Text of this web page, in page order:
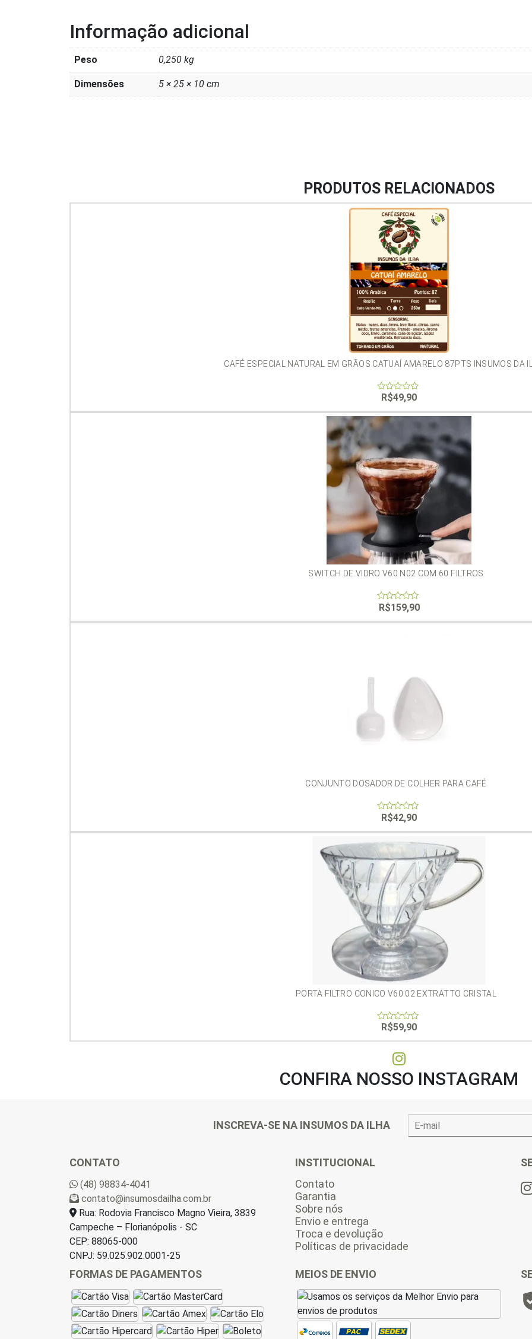
Informação adicional
Peso 0,250 kg
Dimensões 5 × 25 × 10 cm
PRODUTOS RELACIONADOS
CAFÉ ESPECIAL NATURAL EM GRÃOS CATUAÍ AMARELO 87PTS INSUMOS DA
of
5
R$49,90
SWITCH DE VIDRO V60 N02 COM 60 FILTROS
0
out
of
R$159,90
CONJUNTO DOSADOR DE COLHER PARA CAFÉ
out
of
5
R$42,90
PORTA FILTRO CONICO V60 02 EXTRATTO CRISTAL
of
R$59,90
CONFIRA NOSSO INSTAGRAM
INSCREVA-SE NA INSUMOS DA ILHA
CONTATO
(48) 98834-4041
contato@insumosdailha.com.br
Rua: Rodovia Francisco Magno Vieira, 3839
Campeche – Florianópolis - SC
CEP: 88065-000
CNPJ: 59.025.902.0001-25
INSTITUCIONAL
Contato
Garantia
Sobre nós
Envio e entrega
Troca e devolução
Políticas de privacidade
FORMAS DE PAGAMENTOS MEIOS DE ENVIO